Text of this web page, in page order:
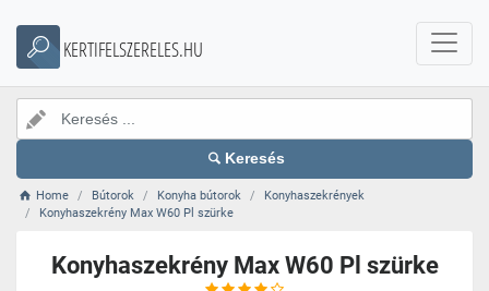
KERTIFELSZERELES.HU
Keresés
Home Bútorok Konyha bútorok
Konyhaszekrények
Konyhaszekrény Max W60 Pl szürke
Konyhaszekrény Max W60 Pl szürke